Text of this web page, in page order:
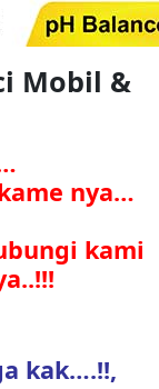
Mobil &
nya…
kami
kak….!!,